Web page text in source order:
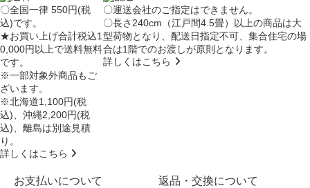
〇全国一律 550円(税
込)です。
★お買い上げ合計税込1
0,000円以上で送料無料
です。
※一部対象外商品もご
ざいます。
※北海道1,100円(税
込)、沖縄2,200円(税
込)、離島は別途見積
り。
詳しくはこちら
〇運送会社のご指定はできません。
〇長さ240cm（江戸間4.5畳）以上の商品は大
型荷物となり、配送日指定不可、集合住宅の場
合は1階でのお渡しが原則となります。
詳しくはこちら
お支払いについて 返品・交換について